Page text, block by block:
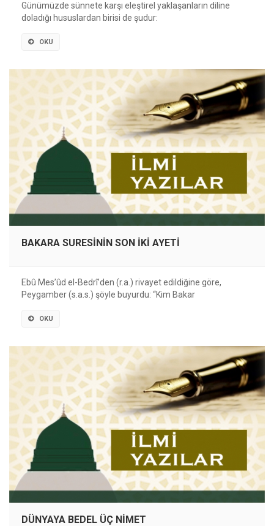
Günümüzde sünnete karşı eleştirel yaklaşanların diline
doladığı hususlardan birisi de şudur:
OKU
BAKARA SURESİNİN SON İKİ AYETİ
Ebû Mes’ûd el-Bedrî’den (r.a.) rivayet edildiğine göre,
Peygamber (s.a.s.) şöyle buyurdu: “Kim Bakar
OKU
DÜNYAYA BEDEL ÜÇ NİMET